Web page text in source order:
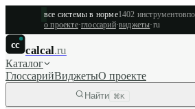
все системы в норме1402 инструментов
о проекте·глоссарий·виджеты·ru
cc calcal.ru
Каталог
ГлоссарийВиджетыО проекте
Найти ⌘K